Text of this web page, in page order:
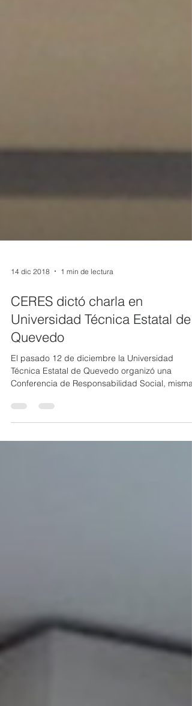
14 dic 2018 1 min de lectura
CERES dictó charla en
Universidad Técnica Estatal de
Quevedo
El pasado 12 de diciembre la Universidad
Conferencia de Responsabilidad Social, misma
que fue...